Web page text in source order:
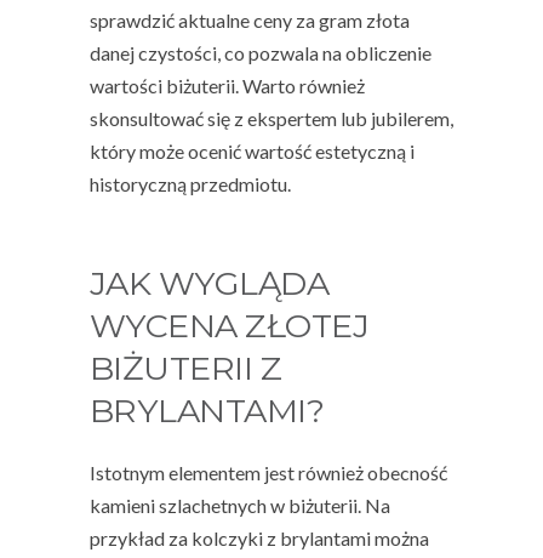
sprawdzić aktualne ceny za gram złota
danej czystości, co pozwala na obliczenie
wartości biżuterii. Warto również
skonsultować się z ekspertem lub jubilerem,
który może ocenić wartość estetyczną i
historyczną przedmiotu.
JAK WYGLĄDA
WYCENA ZŁOTEJ
BIŻUTERII Z
BRYLANTAMI?
Istotnym elementem jest również obecność
kamieni szlachetnych w biżuterii. Na
przykład za kolczyki z brylantami można